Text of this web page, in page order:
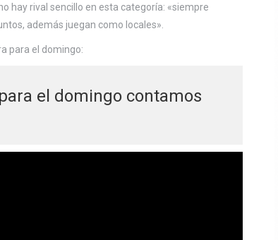
hay rival sencillo en esta categoría: «siempre
además juegan como locales».
para el domingo:
el domingo contamos